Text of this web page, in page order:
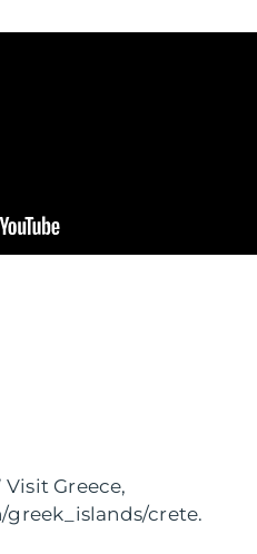
Visit Greece,
crete.